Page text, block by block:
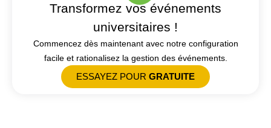
Transformez vos événements
universitaires !
Commencez dès maintenant avec notre configuration
facile et rationalisez la gestion des événements.
ESSAYEZ POUR GRATUITE